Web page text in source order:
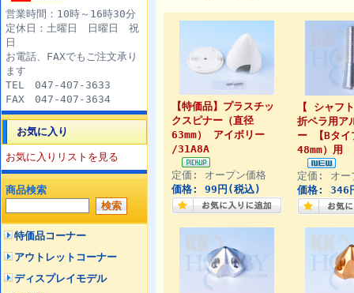
営業時間：10時～16時30分
定休日：土曜日 日曜日 祝
日
お電話、FAXでもご注文承り
ます
TEL 047-407-3633
FAX 047-407-3634
お気に入り
お気に入りリストを見る
商品検索
特価品コーナー
アウトレットコーナー
ディスプレイモデル
【特価品】プラスチッ
クスピナー（直径
63mm） アイボリー
/31A8A
定価: オープン価格
価格: 99円(税込)
【 シャフ
折ペラ用ア
ー 【Bタイ
48mm）用
定価: オー
価格: 346